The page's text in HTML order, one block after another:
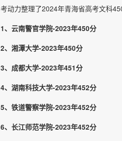
考动力整理了2024年青海省高考文科
1、云南警官学院-2023年450分
2、湘潭大学-2023年450分
3、成都大学-2023年451分
4、湖南科技大学-2023年452分
5、铁道警察学院-2023年452分
6、长江师范学院-2023年452分